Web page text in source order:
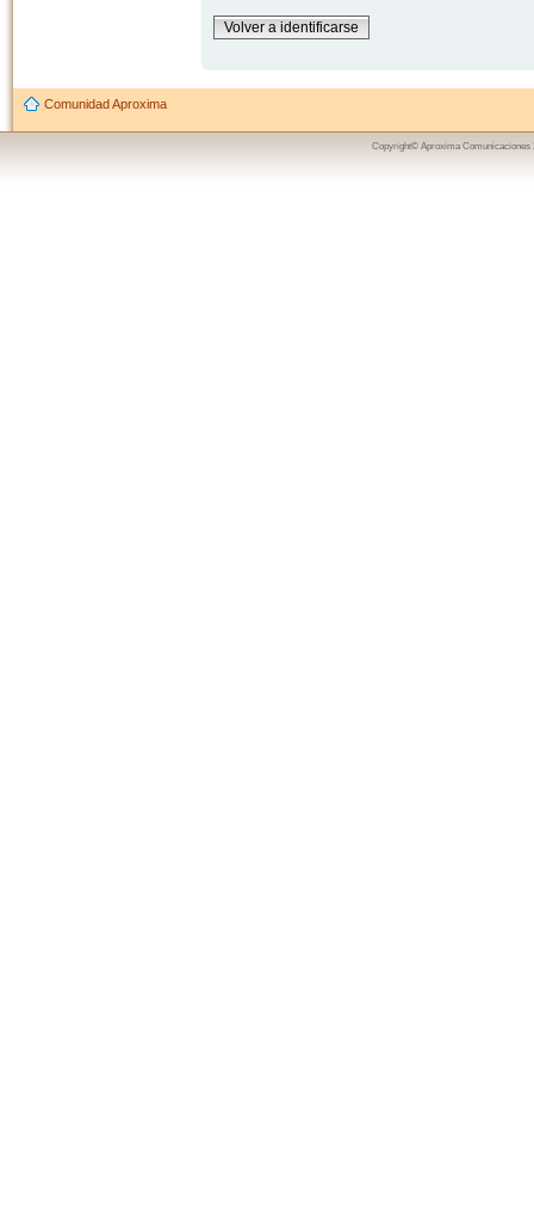
Volver a identificarse
Comunidad Aproxima
Copyright© Aproxima Comunicaciones